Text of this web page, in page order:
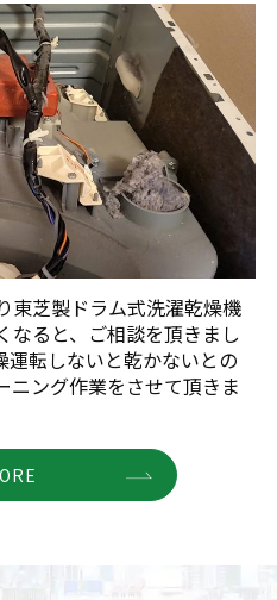
東芝製ドラム式洗濯乾燥機
なると、ご相談を頂きまし
運転しないと乾かないとの
ニング作業をさせて頂きま